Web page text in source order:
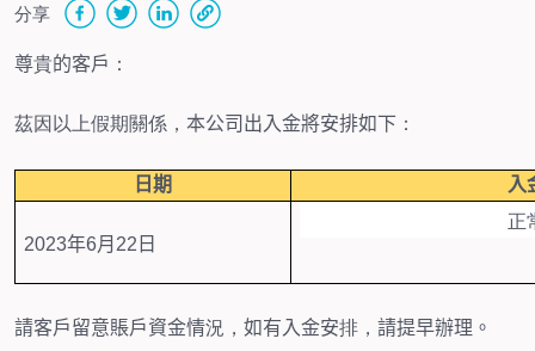
分享
尊貴的客戶 ：
茲因以上假期關係 ， 本公司出入金將安排如下 ：
日期 入
2023年6月22 日
正
請客戶留意賬戶資金情況， 如有入金安排， 請提早辦理。